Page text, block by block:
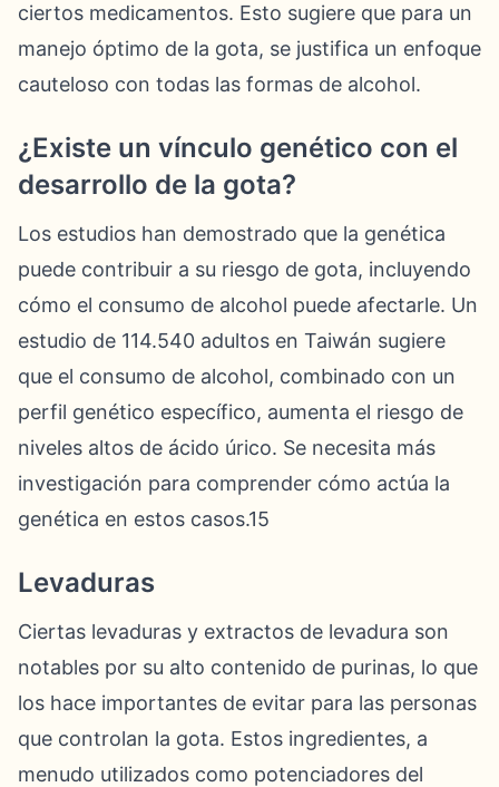
ciertos medicamentos. Esto sugiere que para un
manejo óptimo de la gota, se justifica un enfoque
cauteloso con todas las formas de alcohol.
¿Existe un vínculo genético con el
desarrollo de la gota?
Los estudios han demostrado que la genética
puede contribuir a su riesgo de gota, incluyendo
cómo el consumo de alcohol puede afectarle. Un
estudio de 114.540 adultos en Taiwán sugiere
que el consumo de alcohol, combinado con un
perfil genético específico, aumenta el riesgo de
niveles altos de ácido úrico. Se necesita más
investigación para comprender cómo actúa la
genética en estos casos.15
Levaduras
Ciertas levaduras y extractos de levadura son
notables por su alto contenido de purinas, lo que
los hace importantes de evitar para las personas
que controlan la gota. Estos ingredientes, a
menudo utilizados como potenciadores del